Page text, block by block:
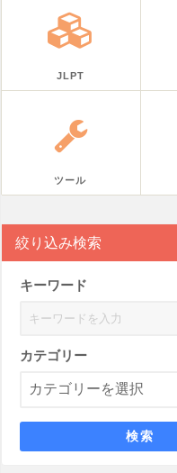
JLPT
ツール
絞り込み検索
キーワード
カテゴリー
検索